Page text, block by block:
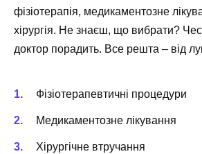
фізіотерапія, медикаментозне
хірургія. Не знаєш, що вибрати?
доктор порадить. Все решта – від
Фізіотерапевтичні процедури
Медикаментозне лікування
Хірургічне втручання